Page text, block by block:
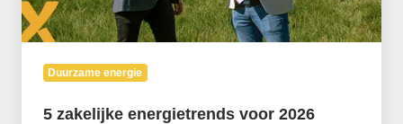
Duurzame energie
5 zakelijke energietrends voor 2026